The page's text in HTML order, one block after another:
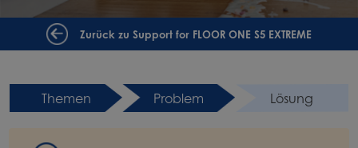
Zurück zu Support for FLOOR ONE S5 EXTREME
Themen Problem Lösung